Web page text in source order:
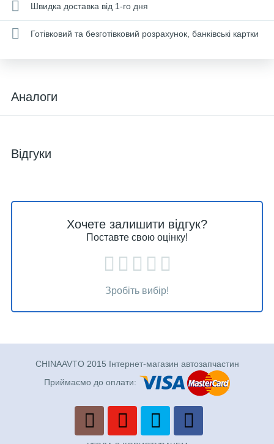
Швидка доставка від 1-го дня
Готівковий та безготівковий розрахунок, банківські картки
Аналоги
Відгуки
Хочете залишити відгук?
Поставте свою оцінку!
Зробіть вибір!
CHINAAVTO 2015 Інтернет-магазин автозапчастин
Приймаємо до оплати: